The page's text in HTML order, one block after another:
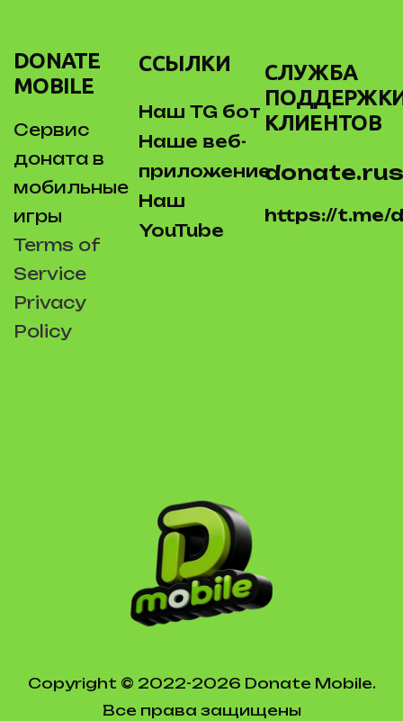
DONATE
MOBILE
Сервис
доната в
мобильные
игры
Terms of
Service
Privacy
Policy
ССЫЛКИ
Наш TG бот
Наше веб-
приложение
Наш
YouTube
СЛУЖБА
КЛИЕНТОВ
https://t.me/
Copyright © 2022-2026 Donate Mobile.
Все права защищены